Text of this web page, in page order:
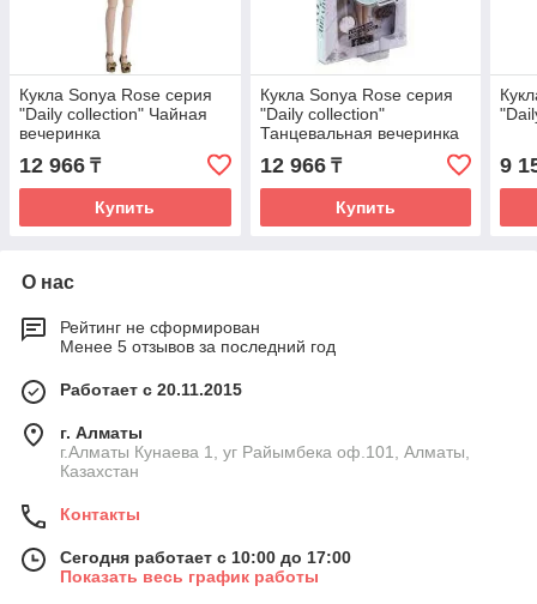
Кукла Sonya Rose серия
"Daily collection" Чайная
вечеринка
12 966 ₸
Купить
Кукла Sonya Rose серия
"Daily collection"
Танцевальная вечеринка
12 966₸
Купить
9
О нас
Рейтинг не сформирован
Менее 5 отзывов за последний год
Работает с 20.11.2015
г. Алматы
г.Алматы Кунаева 1, уг Райымбека оф.101, Алматы,
Казахстан
Контакты
Сегодня работает с 10:00 до 17:00
Показать весь график работы